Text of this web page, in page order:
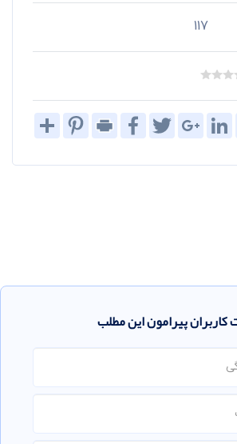
117
Share
PinterestPrint
FacebookTwitterGoogle+LinkedIn
کاربران پیرامون این مطلب